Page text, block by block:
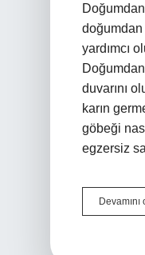
doğumdan
yardımcı
duvarını
karın
göbeği
egzersiz